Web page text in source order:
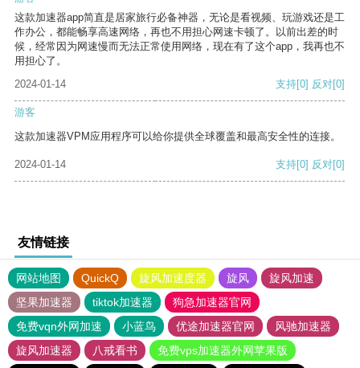
这款加速器app简直是居家旅行必备神器，无论是看视频、玩游戏还是工
作办公，都能畅享高速网络，再也不用担心网速卡顿了。以前出差的时
候，经常因为网速慢而无法正常使用网络，现在有了这个app，我再也不
用担心了。
2024-01-14
支持[0] 反对[0]
游客
这款加速器VPM应用程序可以给你提供全球覆盖和最高安全性的连接。
2024-01-14 支持[0] 反对[0]
友情链接
网站地图 QuickQ 旋风加速度器 旋风
旋风加速
坚果加速器
tiktok加速器
狗急加速器官网
免费vqn外网加速
小蓝鸟 优途加速器官网
风驰加速器
旋风加速器
八戒看书 免费vps加速器外网苹果版